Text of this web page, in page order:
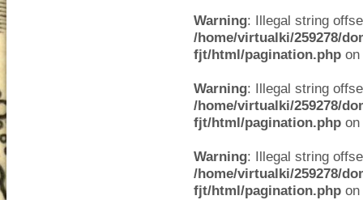
Warning: Illegal string
/home/virtualki/259278/
fjt/html/pagination.php
Warning: Illegal string
/home/virtualki/259278/
fjt/html/pagination.php
Warning: Illegal string
/home/virtualki/259278/
fjt/html/pagination.php